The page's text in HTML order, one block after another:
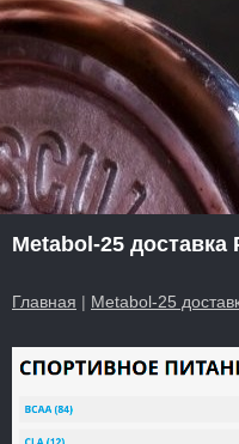
Metabol-25
Главная | Metabol-25